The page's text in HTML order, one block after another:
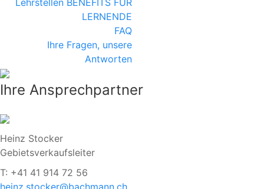
LERNENDE
FAQ
Ihre Fragen, unsere
Antworten
Ihre Ansprechpartner
Heinz Stocker
Gebietsverkaufsleiter
T: +41 41 914 72 56
heinz.stocker@bachmann.ch